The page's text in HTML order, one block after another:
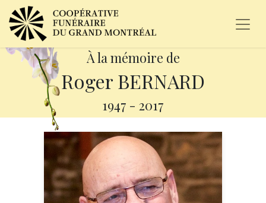
À la mémoire de
Roger BERNARD
1947 - 2017